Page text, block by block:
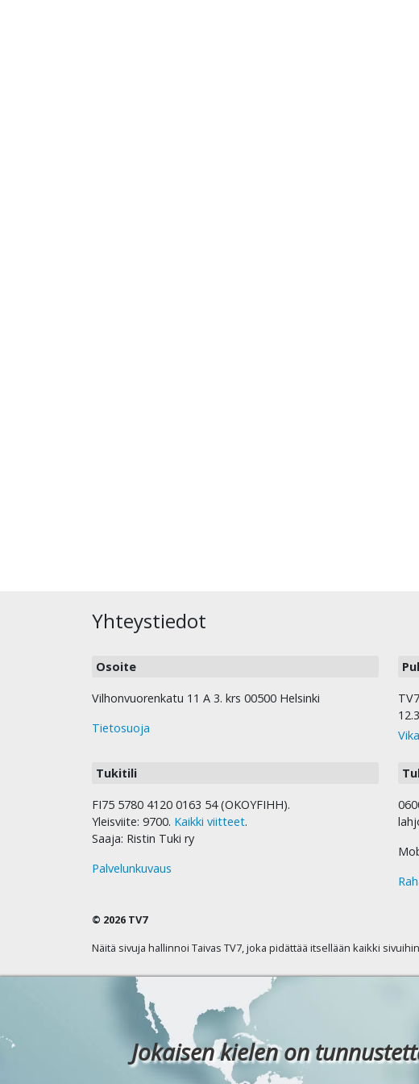
Yhteystiedot
Osoite
Vilhonvuorenkatu 11 A 3. krs 00500 Helsinki
Tietosuoja
Tukitili
FI75 5780 4120 0163 54 (OKOYFIHH).
Yleisviite: 9700. Kaikki viitteet.
Saaja: Ristin Tuki ry
Palvelunkuvaus
© 2026 TV7
Näitä sivuja hallinnoi Taivas TV7, joka pidättää itsellään kaikki
Jokaisen kielen on